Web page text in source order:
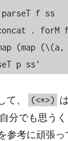
p ss'
て、 (<*>)
分でも思うく
参考に頑張